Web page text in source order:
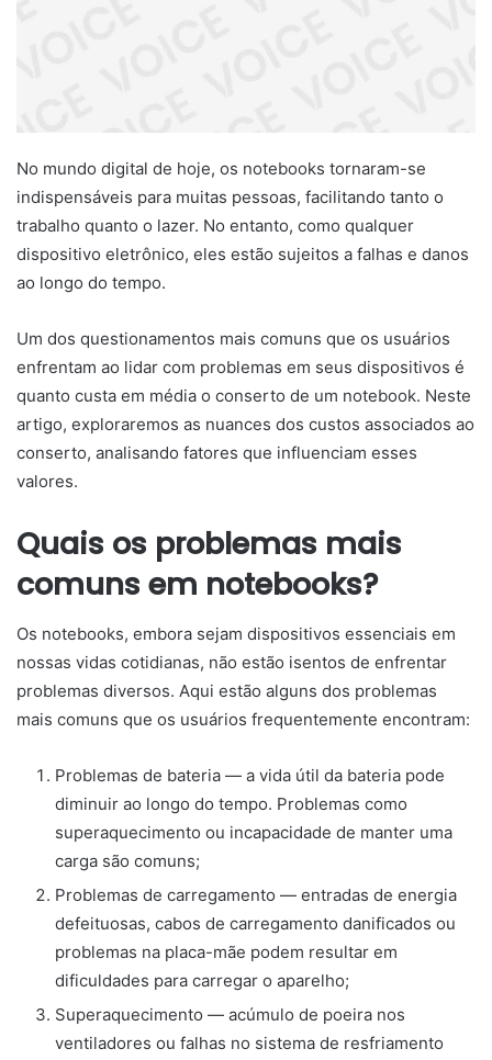
No mundo digital de hoje, os notebooks tornaram-se
indispensáveis para muitas pessoas, facilitando tanto o
trabalho quanto o lazer. No entanto, como qualquer
dispositivo eletrônico, eles estão sujeitos a falhas e danos
ao longo do tempo.
Um dos questionamentos mais comuns que os usuários
enfrentam ao lidar com problemas em seus dispositivos é
quanto custa em média o conserto de um notebook. Neste
artigo, exploraremos as nuances dos custos associados ao
conserto, analisando fatores que influenciam esses
valores.
Quais os problemas mais
comuns em notebooks?
Os notebooks, embora sejam dispositivos essenciais em
nossas vidas cotidianas, não estão isentos de enfrentar
problemas diversos. Aqui estão alguns dos problemas
mais comuns que os usuários frequentemente encontram:
Problemas de bateria — a vida útil da bateria pode
diminuir ao longo do tempo. Problemas como
superaquecimento ou incapacidade de manter uma
carga são comuns;
Problemas de carregamento — entradas de energia
defeituosas, cabos de carregamento danificados ou
problemas na placa-mãe podem resultar em
dificuldades para carregar o aparelho;
Superaquecimento — acúmulo de poeira nos
ventiladores ou falhas no sistema de resfriamento